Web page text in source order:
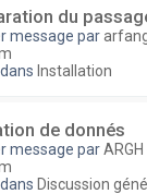
du
message par
Installation
de donnés
message parARGH
Discussion